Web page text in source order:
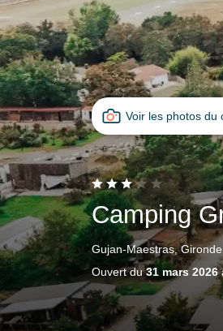
Voir les photos du
Camping
Gujan-Maestras, Gironde
Ouvert du31 mars 2026